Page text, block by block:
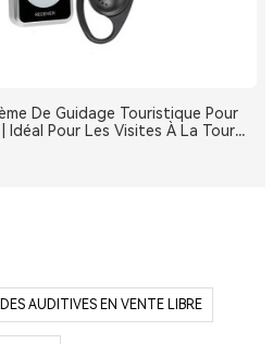
De Guidage Touristique Pour
Idéal Pour Les Visites À La Tour
Les Monuments De France
AUDITIVES EN VENTE LIBRE